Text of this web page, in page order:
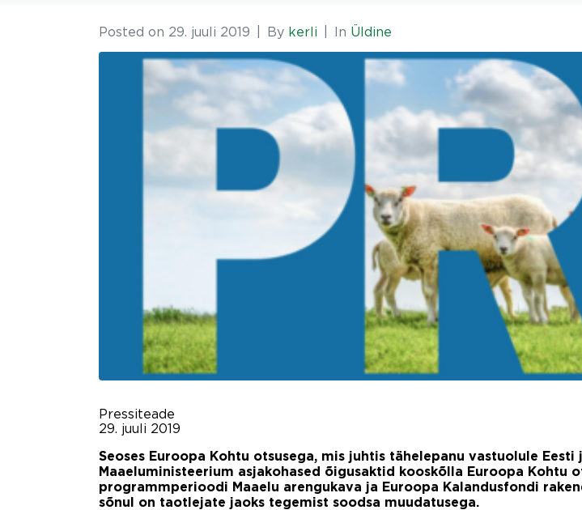
Posted on 29. juuli 2019 By kerli In Üldine
Pressiteade
29. juuli 2019
Seoses Euroopa Kohtu otsusega, mis juhtis tähelepanu vastuolule
Maaeluministeerium asjakohased õigusaktid kooskõlla Euroopa Kohtu
programmperioodi Maaelu arengukava ja Euroopa Kalandusfondi
sõnul on taotlejate jaoks tegemist soodsa muudatusega.